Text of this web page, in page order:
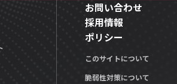
お問い合わせ
採用情報
ポリシー
このサイトについて
脆弱性対策について